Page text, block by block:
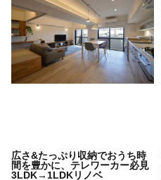
広さ&たっぷり収納でおうち時
間を豊かに、テレワーカー必見
3LDK→1LDKリノベ